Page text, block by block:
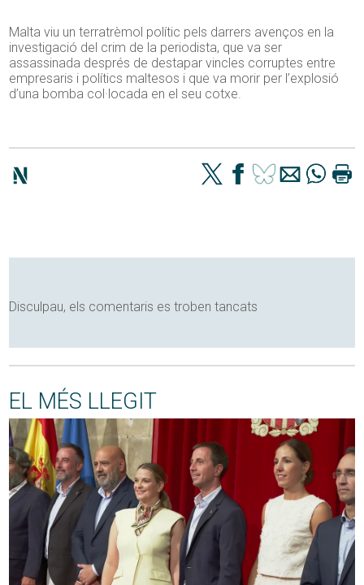
Malta viu un terratrèmol polític pels darrers avenços en la
investigació del crim de la periodista, que va ser
assassinada després de destapar vincles corruptes entre
empresaris i polítics maltesos i que va morir per l’explosió
d’una bomba col·locada en el seu cotxe.
Disculpau, els comentaris es troben tancats
EL MÉS LLEGIT